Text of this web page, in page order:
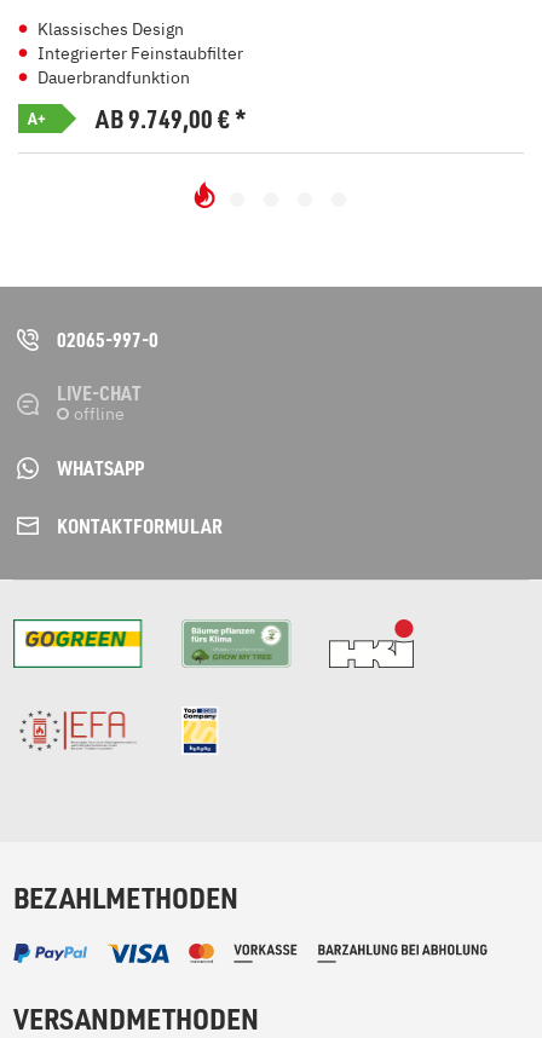
Klassisches Design
Integrierter Feinstaubfilter
Dauerbrandfunktion
A+ AB 9.749,00€*
02065-997-0
LIVE-CHAT
WHATSAPP
KONTAKT­FORMULAR
BEZAHLMETHODEN
VERSANDMETHODEN